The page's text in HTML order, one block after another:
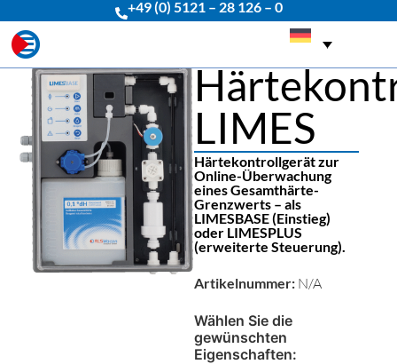
+49 (0) 5121 – 28 126 – 0
LIMES
Härtekontrollgerät zur
Online-Überwachung
eines Gesamthärte-
Grenzwerts – als
LIMESBASE (Einstieg)
oder LIMESPLUS
(erweiterte Steuerung).
Artikelnummer: N/A
Wählen Sie die
gewünschten
Eigenschaften: